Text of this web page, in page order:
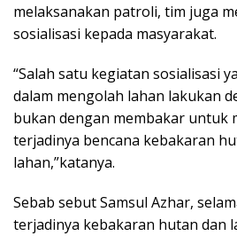
melaksanakan patroli, tim juga
sosialisasi kepada masyarakat.
“Salah satu kegiatan sosialisasi
dalam mengolah lahan lakukan
bukan dengan membakar untuk
terjadinya bencana kebakaran
lahan,”katanya.
Sebab sebut Samsul Azhar,
terjadinya kebakaran hutan dan